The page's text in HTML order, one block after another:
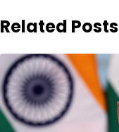
Related Posts